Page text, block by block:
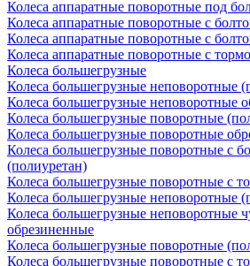
Колеса аппаратные поворотные под
Колеса аппаратные поворотные с
Колеса аппаратные поворотные с
Колеса аппаратные поворотные с
Колеса большегрузные
Колеса большегрузные неповоротные
Колеса большегрузные неповоротные
Колеса большегрузные поворотные
Колеса большегрузные поворотные
Колеса большегрузные поворотные с
(полиуретан)
Колеса большегрузные поворотные с
Колеса большегрузные неповоротные
Колеса большегрузные неповоротные
обрезиненные
Колеса большегрузные поворотные
Колеса большегрузные поворотные с